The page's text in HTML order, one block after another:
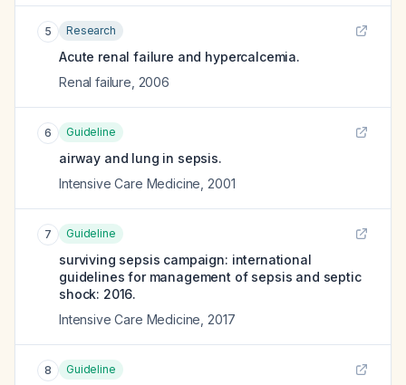
5 Research
Acute renal failure and hypercalcemia.
Renal failure 2006
6 Guideline
airway and lung in sepsis.
Intensive Care Medicine 2001
7 Guideline
surviving sepsis campaign: international
guidelines for management of sepsis and septic
shock: 2016.
Intensive Care Medicine 2017
8 Guideline